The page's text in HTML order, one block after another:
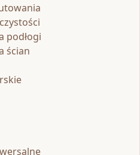
podłogi
ścian